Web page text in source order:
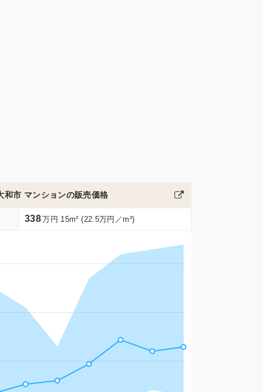
和市 マンションの販売価格
338万円 15m² (22.5万円／m²)